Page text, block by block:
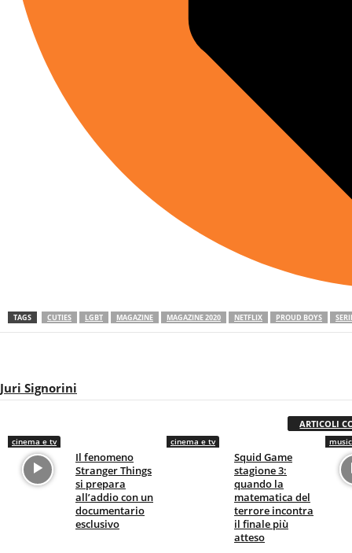
TAGS CUTIES LGBT MAGAZINE MAGAZINE 2020 NETFLIX PROUD BOYS
Juri Signorini
ARTICOLI
cinema e tv
Il fenomeno
Stranger Things
si prepara
all’addio con un
documentario
esclusivo
cinema e tv
Squid Game
stagione 3:
quando la
matematica del
terrore incontra
il finale più
atteso